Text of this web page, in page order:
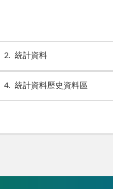
2 統計資料
4 統計資料歷史資料區